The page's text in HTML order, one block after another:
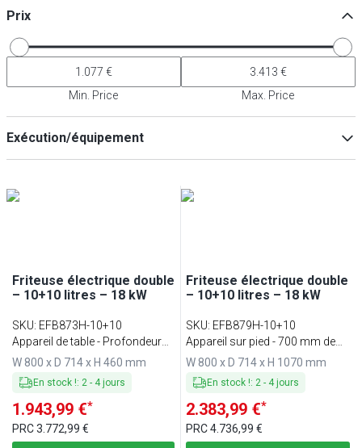
Prix
Min. Price Max. Price
Exécution/équipement
Friteuse électrique double
– 10+10 litres – 18 kW
SKU: EFB873H-10+10
Appareil de table - Profondeur
700
W 800 x D 714 x H 460 mm
En stock !: 2- 4 jours
1.943,99 €*
PRC3.772,99 €
Friteuse électrique double
– 10+10 litres – 18 kW
SKU: EFB879H-10+10
Appareil sur pied - 700 mm de
profondeur
W 800 x D 714 x H 1070 mm
En stock !: 2 - 4 jours
2.383,99 €*
PRC4.736,99 €